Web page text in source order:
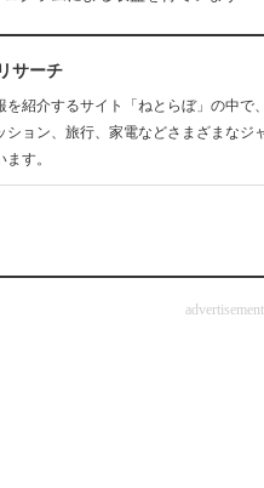
サーチ
を紹介するサイト「ねとらぼ」の中
ション、旅行、家電などさまざまな
す。
advertisement